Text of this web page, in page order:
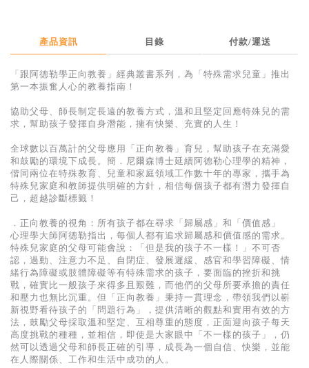
中文二手書
英文二手書
精選英文書
電子書
基道 Top 50
產品資訊 目錄 付款/運送
「跟阿德勒學正向教養」經典叢書系列，為「特殊需求兒童」推出
第一本振奮人心的教養指南！
協助父母、師長制定長遠的教養方式，溫和且堅定回應特殊兒的需
求，幫助孩子發揮自身潛能，擁有快樂、充實的人生！
全球數以百萬計的父母應用「正向教養」育兒，幫助孩子在充滿愛
和鼓勵的環境下成長。簡．尼爾森博士延續阿德勒心理學的精神，
偕同兩位在特殊教育、兒童和家庭領域工作數十年的專家，攜手為
特殊兒家庭和教師提供明確的方針，相信每個孩子都有潛力發揮自
己，超越診斷標籤！
．正向教養的視角：所有孩子都在尋求「歸屬感」和「價值感」
心理學大師阿德勒指出，每個人都有追求歸屬感和價值感的需求。
特殊兒家庭的父母可能會說：「但是我的孩子不一樣！」不可否
認，過動、注意力不足、自閉症、發展遲緩、感官和學習障礙、情
緒行為障礙或肢體障礙等有特殊需求的孩子，要面臨的挫折和挑
戰，確實比一般孩子來得多且艱難，而他們的父母所要承擔的責任
和壓力也無比沉重。但「正向教養」秉持一貫理念，帶領我們以嶄
新視野看待孩子的「問題行為」，提供清晰的觀點和實用有效的方
法，鼓勵父母採取溫和堅定、互相尊重的態度，正面迎向孩子每天
高度挑戰的種種，並相信，即使是大家眼中「不一樣的孩子」，仍
然可以透過父母和師長正確的引導，成長為一個自信、快樂，並能
在人際關係、工作和生活中成功的人。